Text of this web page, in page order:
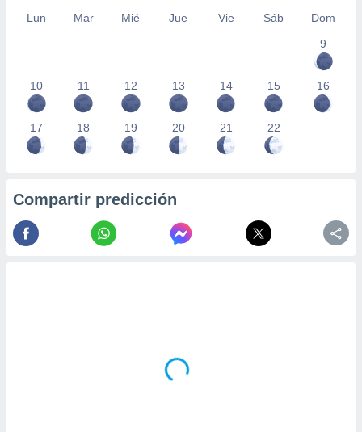
Lun Mar Mié Jue Vie Sáb
Dom
9
10 11 12 13 14 15 16
17 18 19 20 21 22
Compartir predicción